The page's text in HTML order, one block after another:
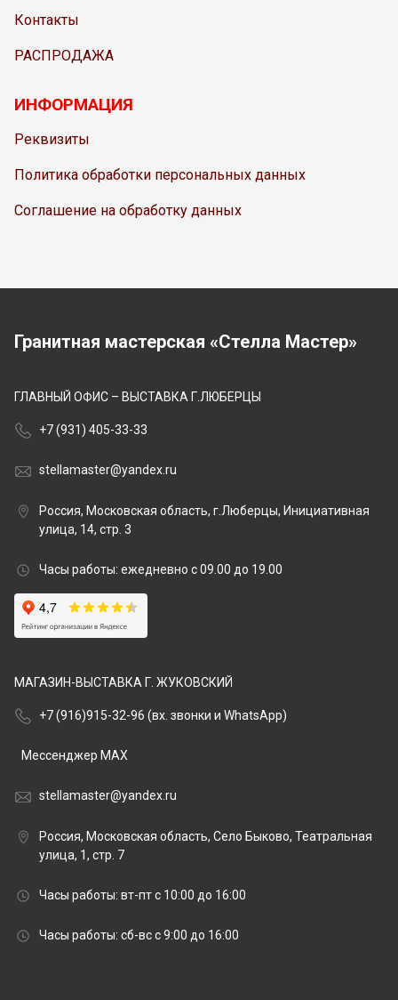
Контакты
РАСПРОДАЖА
ИНФОРМАЦИЯ
Реквизиты
Политика обработки персональных данных
Соглашение на обработку данных
Гранитная мастерская «Стелла Мастер»
ГЛАВНЫЙ ОФИС – ВЫСТАВКА Г.ЛЮБЕРЦЫ
+7 (931) 405-33-33
stellamaster@yandex.ru
Россия, Московская область, г.Люберцы, Инициативная
улица, 14, стр. 3
Часы работы: ежедневно с 09.00 до 19.00
МАГАЗИН-ВЫСТАВКА Г. ЖУКОВСКИЙ
+7 (916)915-32-96 (вх. звонки и WhatsApp)
Мессенджер MAX
stellamaster@yandex.ru
Россия, Московская область, Село Быково, Театральная
улица, 1, стр. 7
Часы работы: вт-пт с 10:00 до 16:00
Часы работы: сб-вс с 9:00 до 16:00